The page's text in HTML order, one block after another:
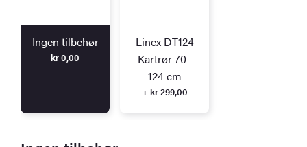
Ingen tilbehør
kr0,00
Linex DT124
Kartrør 70–
124 cm
+ kr 299,00